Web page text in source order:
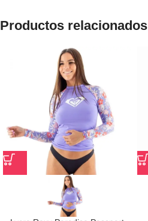
Productos relacionados